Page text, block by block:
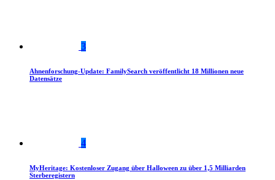
3
Ahnenforschung-Update: FamilySearch veröffentlicht 18 Millionen neue
Datensätze
4
MyHeritage: Kostenloser Zugang über Halloween zu über 1,5 Milliarden
Sterberegistern